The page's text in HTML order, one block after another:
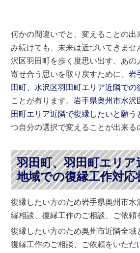
何かの間違いでと、変えることの出
み続けても、未来は近づいてきませ
沢区羽田町を歩く度思い出す、あの
寄せ合う思いを取り戻すために、岩
田町、水沢区羽田町エリア近隣での
ことが有ります。岩手県奥州市水沢
田町エリア近隣で復縁したいと願う
つ自分の選択で変えることが出来る
羽田町、羽田町エリア
地域での復縁工作対応
復縁したい方のため岩手県奥州市水
縁相談、復縁工作のご相談、ご依頼
復縁したい方のため奥州市近隣全域
復縁工作のご相談、ご依頼をいただ